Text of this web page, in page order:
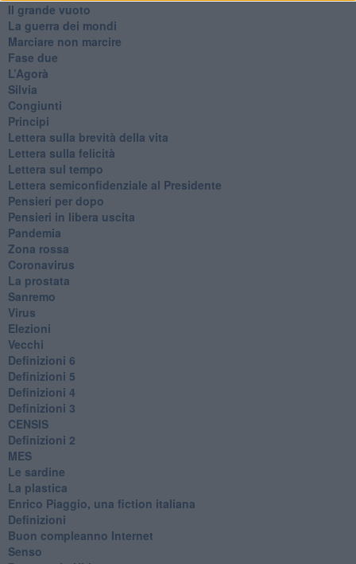
​Il grande vuoto
​La guerra dei mondi
Marciare non marcire
Fase due
L’Agorà
Silvia
Congiunti
Principi
​Lettera sulla brevità della vita
​Lettera sulla felicità
​Lettera sul tempo
Lettera semiconfidenziale al Presidente
Pensieri per dopo
​Pensieri in libera uscita
Pandemia
Zona rossa
Coronavirus
La prostata
Sanremo
Virus
Elezioni
Vecchi
Definizioni 6
Definizioni 5
Definizioni 4
Definizioni 3
CENSIS
​Definizioni 2
MES
Le sardine
La plastica
​Enrico Piaggio, una fiction italiana
Definizioni
​Buon compleanno Internet
Senso